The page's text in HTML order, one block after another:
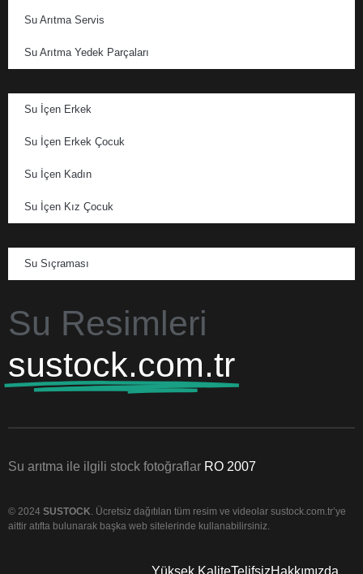
Su Arıtma Servis
Su Arıtma Yedek Parçaları
Su İçen Erkek
Su İçen Erkek Çocuk
Su İçen Kadın
Su İçen Kız Çocuk
Su Sıçraması
Su Resimleri
sustock.com.tr
Su arıtma ile ilgili stock fotoğraflar RO 2007
© 2024 SUSTOCK. Ücretsiz dağıtılan tüm resim ve videolar sustock.com.tr’ye
aittir atıfta bulunarak başka web sitelerinde kullanabilirsiniz.
Yüksek KaliteTelifsizHakkımızda